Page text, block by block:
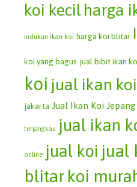
koi kecilharga
indukan ikan koi harga koi blitar
koi yang bagus jual bibit ikan
koi jual ikan
jakarta Jual Ikan Koi
terjangkau jual ikan
online jual koi jual
blitar koi